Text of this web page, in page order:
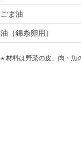
ごま油
油（錦糸卵用）
※ 材料は野菜の皮、肉・魚